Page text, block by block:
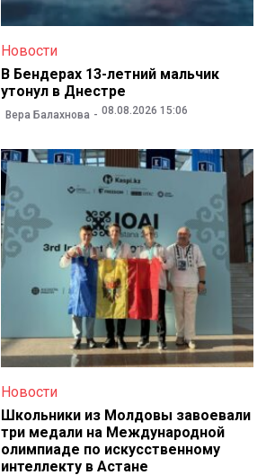
Новости
В Бендерах 13-летний мальчик
утонул в Днестре
Вера Балахнова 08.08.2026 15:06
Новости
Школьники из Молдовы завоевали
три медали на Международной
олимпиаде по искусственному
интеллекту в Астане